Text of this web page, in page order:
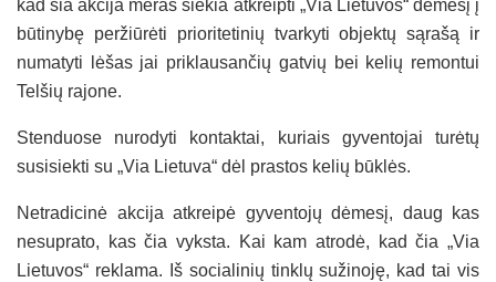
kad šia akcija meras siekia atkreipti „Via Lietuvos“ dėmesį į
būtinybę peržiūrėti prioritetinių tvarkyti objektų sąrašą ir
numatyti lėšas jai priklausančių gatvių bei kelių remontui
Telšių rajone.
Stenduose nurodyti kontaktai, kuriais gyventojai turėtų
susisiekti su „Via Lietuva“ dėl prastos kelių būklės.
Netradicinė akcija atkreipė gyventojų dėmesį, daug kas
nesuprato, kas čia vyksta. Kai kam atrodė, kad čia „Via
Lietuvos“ reklama. Iš socialinių tinklų sužinoję, kad tai vis